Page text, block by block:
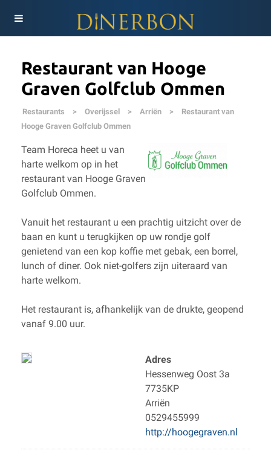
Restaurant van Hooge
Graven Golfclub Ommen
Restaurants > Overijssel > Arriën >
Restaurant van
Hooge Graven Golfclub Ommen
Team Horeca heet u van
harte welkom op in het
restaurant van Hooge Graven
Golfclub Ommen.
Vanuit het restaurant u een prachtig uitzicht over de
baan en kunt u terugkijken op uw rondje golf
genietend van een kop koffie met gebak, een borrel,
lunch of diner. Ook niet-golfers zijn uiteraard van
harte welkom.
Het restaurant is, afhankelijk van de drukte, geopend
vanaf 9.00 uur.
Adres
Hessenweg Oost 3a
7735KP
Arriën
0529455999
http://hoogegraven.nl